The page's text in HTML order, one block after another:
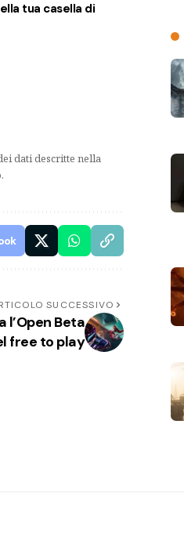
tua casella di
dati descritte nella
SUCCESSIVO
l’Open Beta
free to play